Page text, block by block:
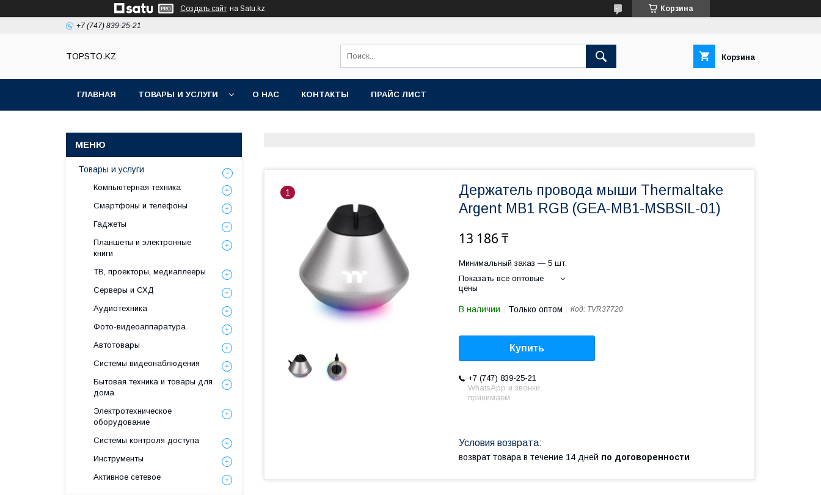
Создать сайт на Satu.kz Корзина
+7 (747) 839-25-21
TOPSTO.KZ Корзина
ГЛАВНАЯ ТОВАРЫ И УСЛУГИ О НАС КОНТАКТЫ ПРАЙС ЛИСТ
1
Держатель провода мыши Thermaltake
Argent MB1 RGB (GEA-MB1-MSBSIL-01)
13 186 ₸
Минимальный заказ — 5 шт.
Показать все оптовые
цены
В наличии Только оптом Код: TVR37720
Купить
+7 (747) 839-25-21
WhatsApp и звонки
принимаем
возврат товара в течение 14 дней по договоренности
Товары и услуги
Компьютерная техника
Смартфоны и телефоны
Гаджеты
Планшеты и электронные
книги
ТВ, проекторы, медиаплееры
Серверы и СХД
Аудиотехника
Фото-видеоаппаратура
Автотовары
Системы видеонаблюдения
Бытовая техника и товары для
дома
Электротехническое
оборудование
Системы контроля доступа
Инструменты
Активное сетевое